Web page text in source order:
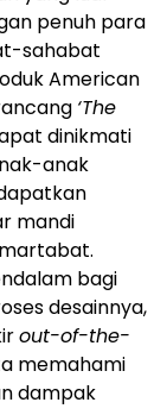
penuh para
sahabat
American
‘The
dinikmati
anak
mandi
bagi
desainnya,
out-of-the-
memahami
dampak